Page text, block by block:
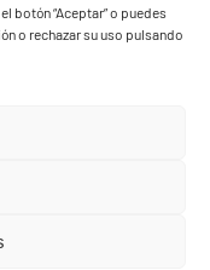
botón “Aceptar” o puedes
o rechazar su uso pulsando
Yaiza - Todos los